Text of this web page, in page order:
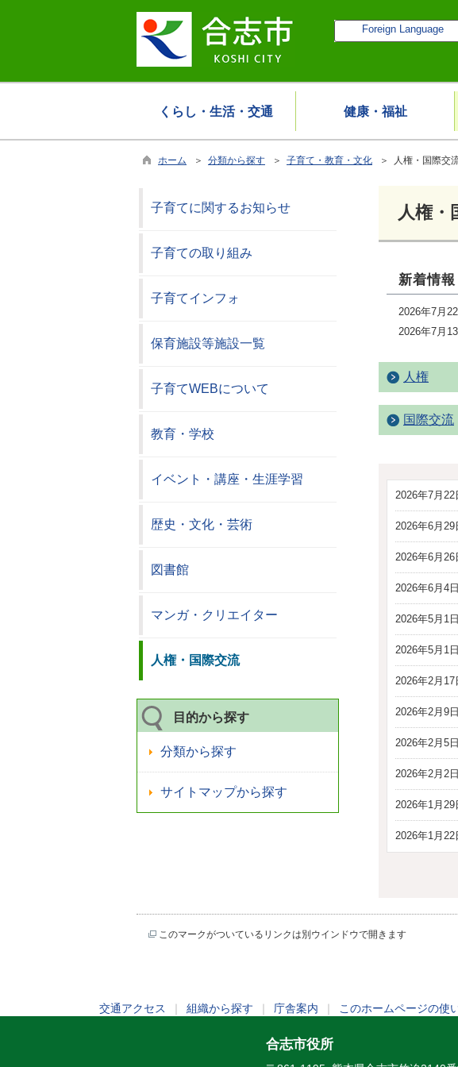
Foreign Language
くらし・生活・交通 健康・福祉
ホーム ＞ 分類から探す ＞ 子育て・教育・文化 ＞ 人権・国際交
人権・
新着情報
2026年7月
2026年7月
人権
国際交流
2026年7月22
2026年6月29
2026年6月26
2026年6月4
2026年5月1
2026年5月1
2026年2月17
2026年2月9
2026年2月5
2026年2月2
2026年1月29
2026年1月22
子育てに関するお知らせ
子育ての取り組み
子育てインフォ
保育施設等施設一覧
子育てWEBについて
教育・学校
イベント・講座・生涯学習
歴史・文化・芸術
図書館
マンガ・クリエイター
人権・国際交流
目的から探す
分類から探す
サイトマップから探す
このマークがついているリンクは別ウインドウで開きます
交通アクセス 組織から探す 庁舎案内 このホームページの使
合志市役所